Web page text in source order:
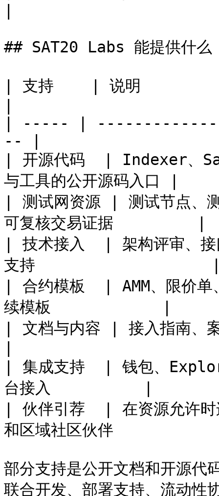
## SAT20 Labs 能提供什么
| 支持    | 说明
| ----- |
-- |
| 开源代码  | Indexer、
与工具的公开源码入口 |
| 测试网资源 | 测试节点、
可复核交易证据         |
| 技术接入  | 架构评审、接
支持
| 合约模板  | AMM、限价单
续模板            |
| 文档与内容 | 接入指南、
| 集成支持  | 钱包、
台接入          |
| 伙伴引荐  | 在资源允许时
和区域社区伙伴
部分支持是公开文档和开源代
联合开发、部署支持、流动性